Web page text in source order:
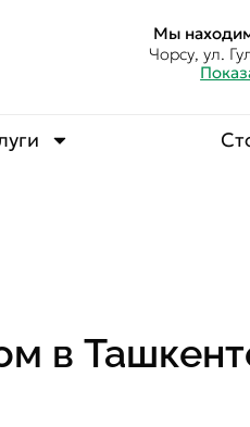
Мы
Чорсу, ул.
в